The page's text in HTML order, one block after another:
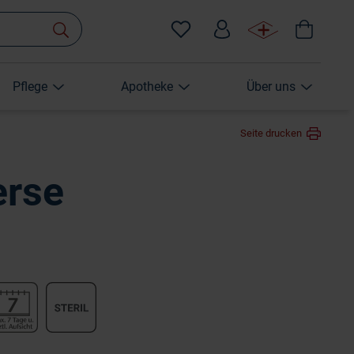
Pflege Apotheke Über uns
Seite drucken